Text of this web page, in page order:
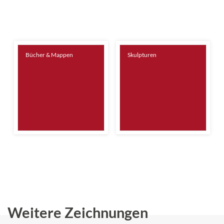
Bücher & Mappen Skulpturen
Weitere Zeichnungen